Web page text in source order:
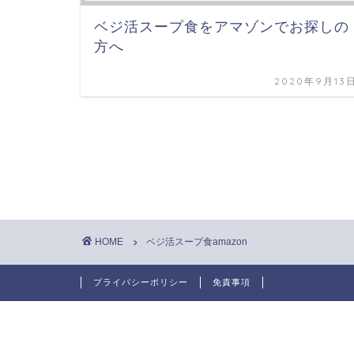
ベジ活スープ食をアマゾンでお探しの
方へ
2020年9月13
HOME ベジ活スープ食amazon
プライバシーポリシー 免責事項